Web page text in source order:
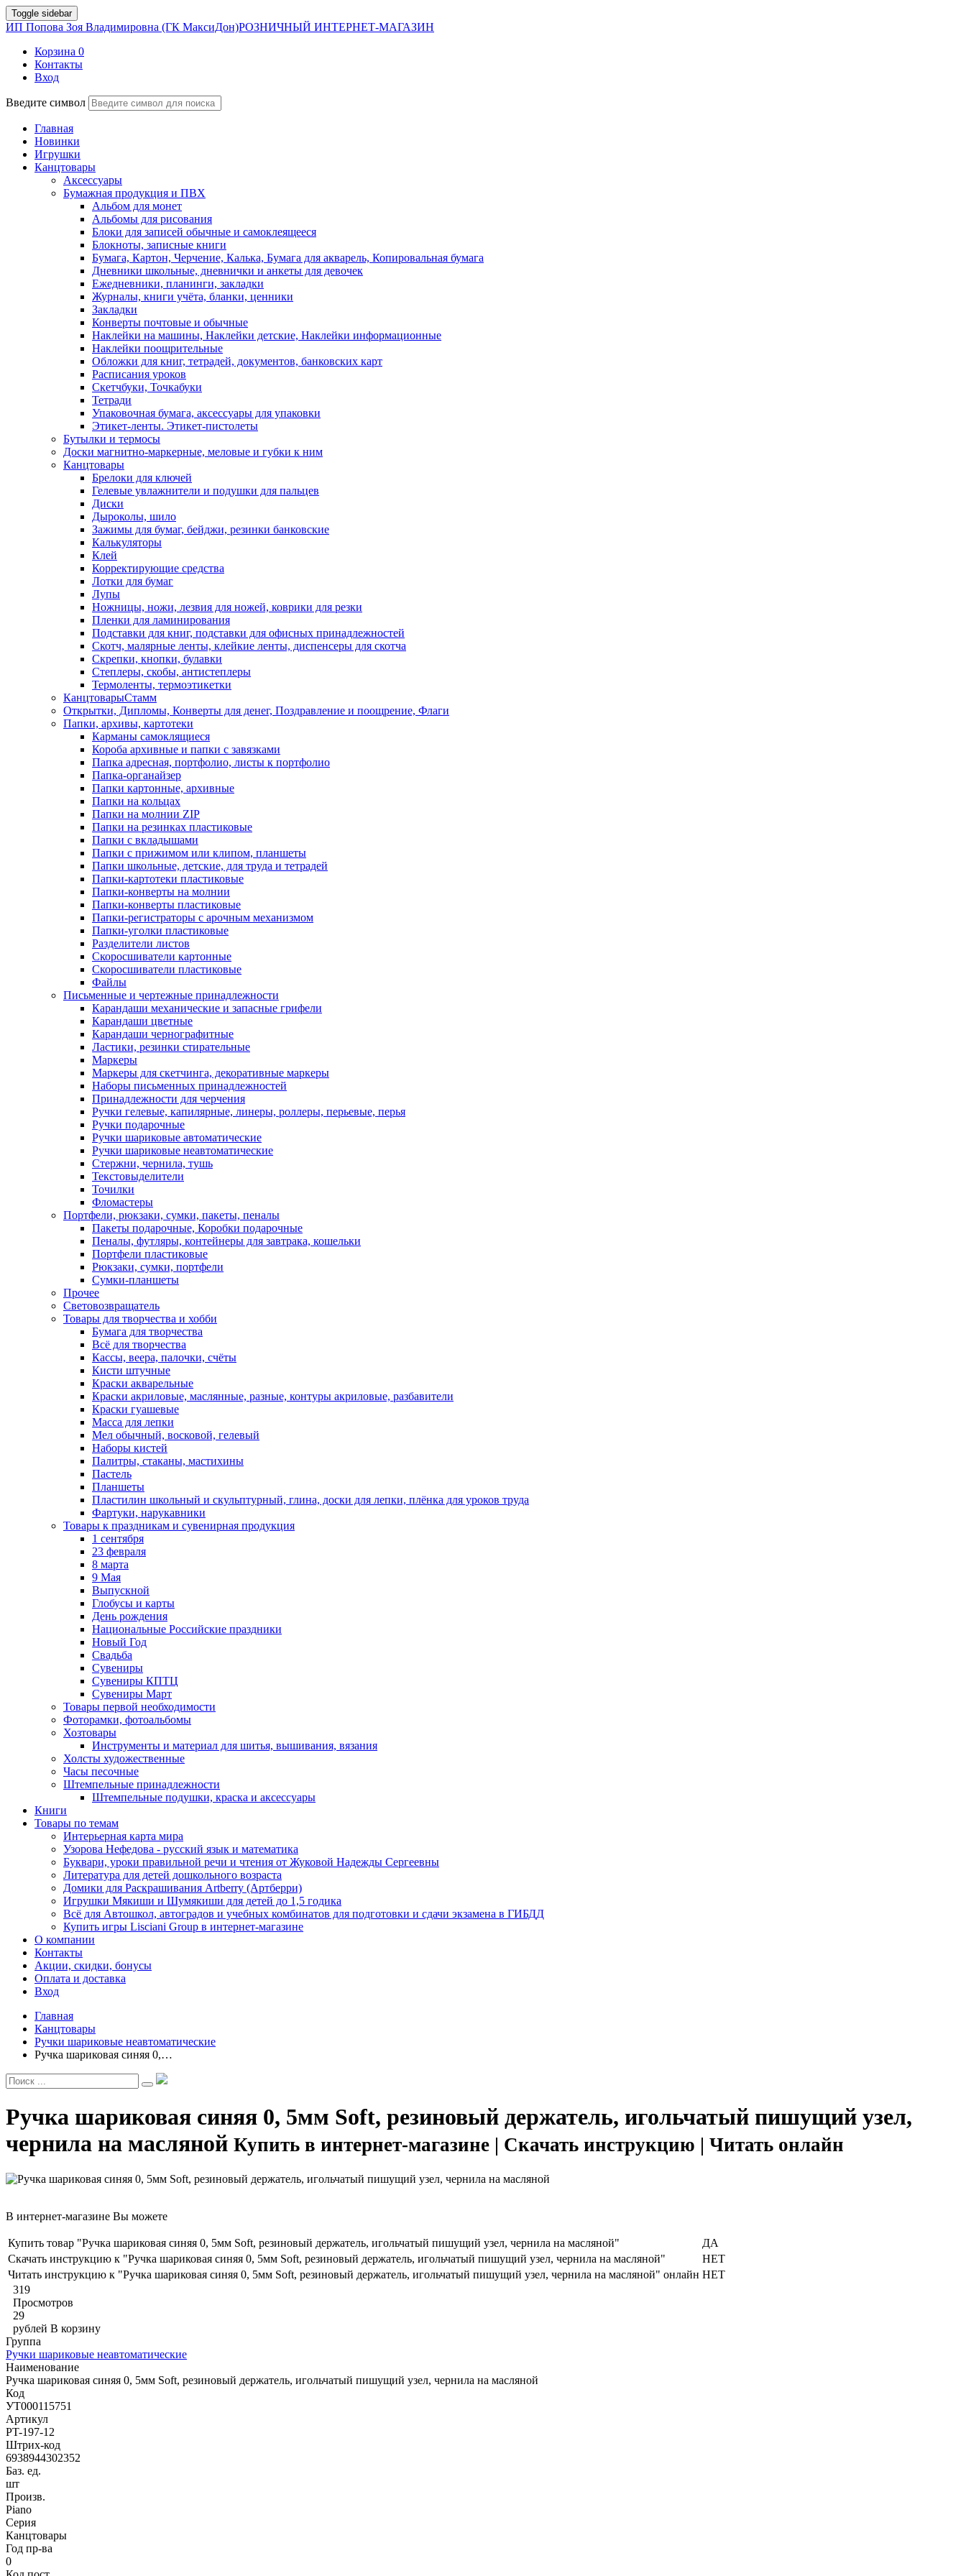
Toggle sidebar
ИП Попова Зоя Владимировна (ГК МаксиДон)РОЗНИЧНЫЙ ИНТЕРНЕТ-МАГАЗИН
Корзина 0
Контакты
Вход
Введите символ
Главная
Новинки
Игрушки
Канцтовары
Аксессуары
Бумажная продукция и ПВХ
Альбом для монет
Альбомы для рисования
Блоки для записей обычные и самоклеящееся
Блокноты, записные книги
Бумага, Картон, Черчение, Калька, Бумага для акварель, Копировальная бумага
Дневники школьные, дневнички и анкеты для девочек
Ежедневники, планинги, закладки
Журналы, книги учёта, бланки, ценники
Закладки
Конверты почтовые и обычные
Наклейки на машины, Наклейки детские, Наклейки информационные
Наклейки поощрительные
Обложки для книг, тетрадей, документов, банковских карт
Расписания уроков
Скетчбуки, Точкабуки
Тетради
Упаковочная бумага, аксессуары для упаковки
Этикет-ленты. Этикет-пистолеты
Бутылки и термосы
Доски магнитно-маркерные, меловые и губки к ним
Канцтовары
Брелоки для ключей
Гелевые увлажнители и подушки для пальцев
Диски
Дыроколы, шило
Зажимы для бумаг, бейджи, резинки банковские
Калькуляторы
Клей
Корректирующие средства
Лотки для бумаг
Лупы
Ножницы, ножи, лезвия для ножей, коврики для резки
Пленки для ламинирования
Подставки для книг, подставки для офисных принадлежностей
Скотч, малярные ленты, клейкие ленты, диспенсеры для скотча
Скрепки, кнопки, булавки
Степлеры, скобы, антистеплеры
Термоленты, термоэтикетки
КанцтоварыСтамм
Открытки, Дипломы, Конверты для денег, Поздравление и поощрение, Флаги
Папки, архивы, картотеки
Карманы самоклящиеся
Короба архивные и папки с завязками
Папка адресная, портфолио, листы к портфолио
Папка-органайзер
Папки картонные, архивные
Папки на кольцах
Папки на молнии ZIP
Папки на резинках пластиковые
Папки с вкладышами
Папки с прижимом или клипом, планшеты
Папки школьные, детские, для труда и тетрадей
Папки-картотеки пластиковые
Папки-конверты на молнии
Папки-конверты пластиковые
Папки-регистраторы с арочным механизмом
Папки-уголки пластиковые
Разделители листов
Скоросшиватели картонные
Скоросшиватели пластиковые
Файлы
Письменные и чертежные принадлежности
Карандаши механические и запасные грифели
Карандаши цветные
Карандаши чернографитные
Ластики, резинки стирательные
Маркеры
Маркеры для скетчинга, декоративные маркеры
Наборы письменных принадлежностей
Принадлежности для черчения
Ручки гелевые, капилярные, линеры, роллеры, перьевые, перья
Ручки подарочные
Ручки шариковые автоматические
Ручки шариковые неавтоматические
Стержни, чернила, тушь
Текстовыделители
Точилки
Фломастеры
Портфели, рюкзаки, сумки, пакеты, пеналы
Пакеты подарочные, Коробки подарочные
Пеналы, футляры, контейнеры для завтрака, кошельки
Портфели пластиковые
Рюкзаки, сумки, портфели
Сумки-планшеты
Прочее
Световозвращатель
Товары для творчества и хобби
Бумага для творчества
Всё для творчества
Кассы, веера, палочки, счёты
Кисти штучные
Краски акварельные
Краски акриловые, маслянные, разные, контуры акриловые, разбавители
Краски гуашевые
Масса для лепки
Мел обычный, восковой, гелевый
Наборы кистей
Палитры, стаканы, мастихины
Пастель
Планшеты
Пластилин школьный и скульптурный, глина, доски для лепки, плёнка для уроков труда
Фартуки, нарукавники
Товары к праздникам и сувенирная продукция
1 сентября
23 февраля
8 марта
9 Мая
Выпускной
Глобусы и карты
День рождения
Национальные Российские праздники
Новый Год
Свадьба
Сувениры
Сувениры КПТЦ
Сувениры Март
Товары первой необходимости
Фоторамки, фотоальбомы
Хозтовары
Инструменты и материал для шитья, вышивания, вязания
Холсты художественные
Часы песочные
Штемпельные принадлежности
Штемпельные подушки, краска и аксессуары
Книги
Товары по темам
Интерьерная карта мира
Узорова Нефедова - русский язык и математика
Буквари, уроки правильной речи и чтения от Жуковой Надежды Сергеевны
Литература для детей дошкольного возраста
Домики для Раскрашивания Artberry (Артберри)
Игрушки Мякиши и Шумякиши для детей до 1,5 годика
Всё для Автошкол, автоградов и учебных комбинатов для подготовки и сдачи экзамена в ГИБДД
Купить игры Lisciani Group в интернет-магазине
О компании
Контакты
Акции, скидки, бонусы
Оплата и доставка
Вход
Главная
Канцтовары
Ручки шариковые неавтоматические
Ручка шариковая синяя 0,…
Ручка шариковая синяя 0, 5мм Soft, резиновый держатель, игольчатый пишущий узел,
чернила на масляной Купить в интернет-магазине | Скачать инструкцию | Читать онлайн
В интернет-магазине Вы можете
Купить товар "Ручка шариковая синяя 0, 5мм Soft, резиновый держатель, игольчатый пишущий узел, чернила на масляной"
ДА
Скачать инструкцию к "Ручка шариковая синяя 0, 5мм Soft, резиновый держатель, игольчатый пишущий узел, чернила на масляной"
НЕТ
Читать инструкцию к "Ручка шариковая синяя 0, 5мм Soft, резиновый держатель, игольчатый пишущий узел, чернила на масляной" онлайн НЕТ
319
Просмотров
29
рублей В корзину
Группа
Ручки шариковые неавтоматические
Наименование
Ручка шариковая синяя 0, 5мм Soft, резиновый держатель, игольчатый пишущий узел, чернила на масляной
Код
УТ000115751
Артикул
PT-197-12
Штрих-код
6938944302352
Баз. ед.
шт
Произв.
Piano
Серия
Канцтовары
Год пр-ва
0